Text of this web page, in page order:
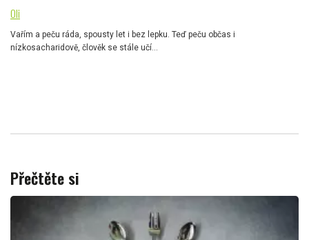
Oli
Vařím a peču ráda, spousty let i bez lepku. Teď peču občas i
nízkosacharidově, člověk se stále učí...
Přečtěte si